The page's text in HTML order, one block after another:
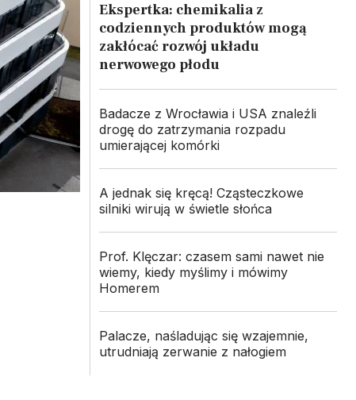
Ekspertka: chemikalia z
codziennych produktów mogą
zakłócać rozwój układu
nerwowego płodu
Badacze z Wrocławia i USA znaleźli
drogę do zatrzymania rozpadu
umierającej komórki
A jednak się kręcą! Cząsteczkowe
silniki wirują w świetle słońca
Prof. Klęczar: czasem sami nawet nie
wiemy, kiedy myślimy i mówimy
Homerem
Palacze, naśladując się wzajemnie,
utrudniają zerwanie z nałogiem